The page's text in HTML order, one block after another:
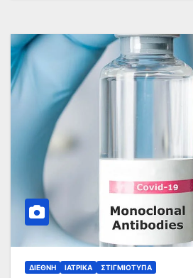
ΔΙΕΘΝΉ ΙΑΤΡΙΚΆ ΣΤΙΓΜΙΌΤΥΠΑ